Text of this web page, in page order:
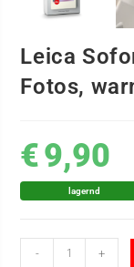
Leica
Fotos,
€9,90
lagernd
- +